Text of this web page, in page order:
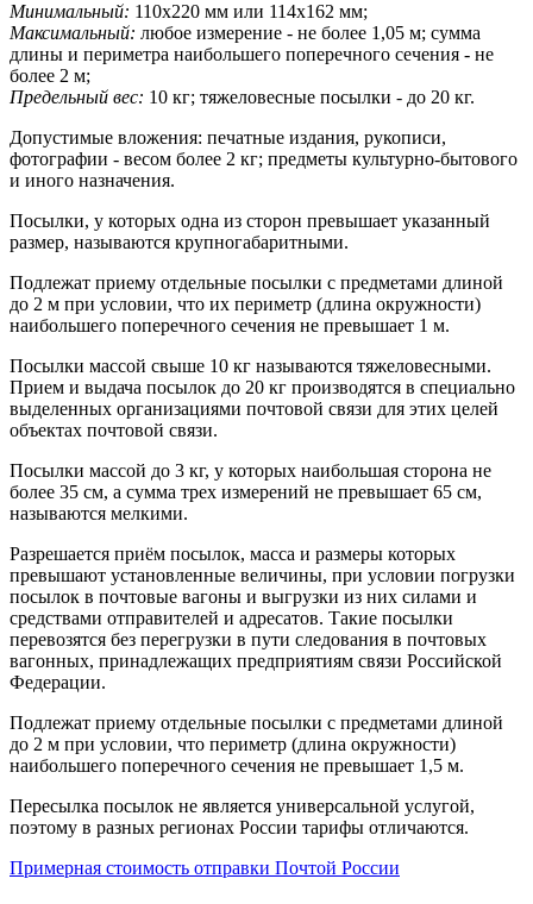
Минимальный: 110х220 мм или 114х162 мм;
Максимальный: любое измерение - не более 1,05 м; сумма
длины и периметра наибольшего поперечного сечения - не
более 2 м;
Предельный вес: 10 кг; тяжеловесные посылки - до 20 кг.
Допустимые вложения: печатные издания, рукописи,
фотографии - весом более 2 кг; предметы культурно-бытового
и иного назначения.
Посылки, у которых одна из сторон превышает указанный
размер, называются крупногабаритными.
Подлежат приему отдельные посылки с предметами длиной
до 2 м при условии, что их периметр (длина окружности)
наибольшего поперечного сечения не превышает 1 м.
Посылки массой свыше 10 кг называются тяжеловесными.
Прием и выдача посылок до 20 кг производятся в специально
выделенных организациями почтовой связи для этих целей
объектах почтовой связи.
Посылки массой до 3 кг, у которых наибольшая сторона не
более 35 см, а сумма трех измерений не превышает 65 см,
называются мелкими.
Разрешается приём посылок, масса и размеры которых
превышают установленные величины, при условии погрузки
посылок в почтовые вагоны и выгрузки из них силами и
средствами отправителей и адресатов. Такие посылки
перевозятся без перегрузки в пути следования в почтовых
вагонных, принадлежащих предприятиям связи Российской
Федерации.
Подлежат приему отдельные посылки с предметами длиной
до 2 м при условии, что периметр (длина окружности)
наибольшего поперечного сечения не превышает 1,5 м.
Пересылка посылок не является универсальной услугой,
поэтому в разных регионах России тарифы отличаются.
Примерная стоимость отправки Почтой России